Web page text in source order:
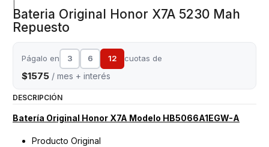
Bateria Original Honor X7A 5230 Mah
Repuesto
Págalo en 3 6 12 cuotas de
$1575 / mes + interés
DESCRIPCIÓN
Batería Original Honor X7A Modelo HB5066A1EGW-A
Producto Original